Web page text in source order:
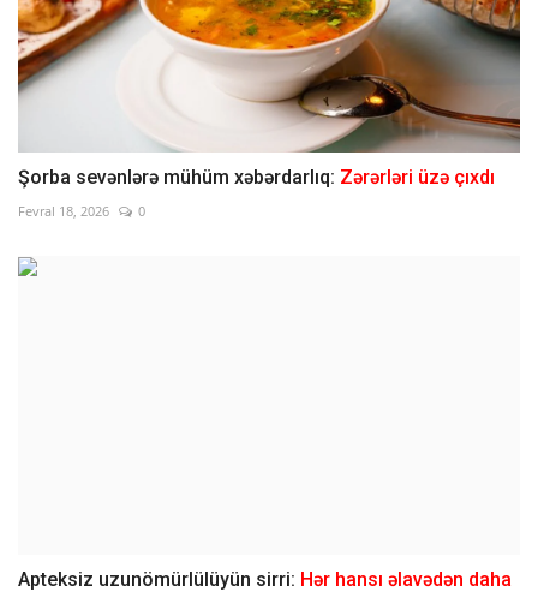
Şorba sevənlərə mühüm xəbərdarlıq: Zərərləri üzə çıxdı
Fevral 18, 2026 0
Apteksiz uzunömürlülüyün sirri: Hər hansı əlavədən daha